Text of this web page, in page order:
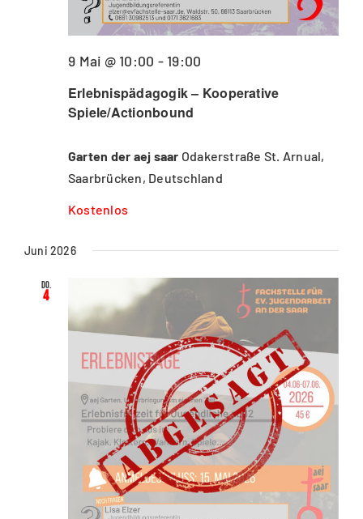
Erlebnispädagogik – Kooperative
Spiele/Actionbound
9 Mai @ 10:00 - 19:00
Garten der aej saar Odakerstraße St. Arnual,
Saarbrücken, Deutschland
Kostenlos
Juni 2026
Do.
4